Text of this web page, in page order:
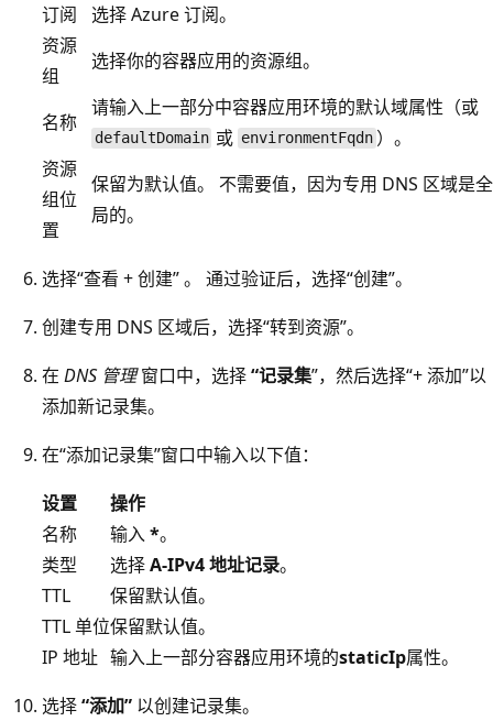
订阅
选择 Azure 订阅。
资源
组
选择你的容器应用的资源组。
名称
请输入上一部分中容器应用环境的默认域属性（或
defaultDomain 或 environmentFqdn ）。
资源
组位
置
保留为默认值。 不需要值，因为专用 DNS 区域是全
局的。
选择“查看 + 创建” 。 通过验证后，选择“创建”。
创建专用 DNS 区域后，选择“转到资源”。
在 DNS 管理窗口中，选择“记录集”，然后选择“+ 添加”以
添加新记录集。
在“添加记录集”窗口中输入以下值：
设置
操作
名称
输入*。
类型
选择A-IPv4 地址记录。
TTL
保留默认值。
TTL 单位保留默认值。
IP 地址 输入上一部分容器应用环境的staticIp属性。
选择“添加” 以创建记录集。